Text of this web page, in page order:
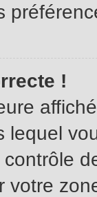
!
lequel
votre